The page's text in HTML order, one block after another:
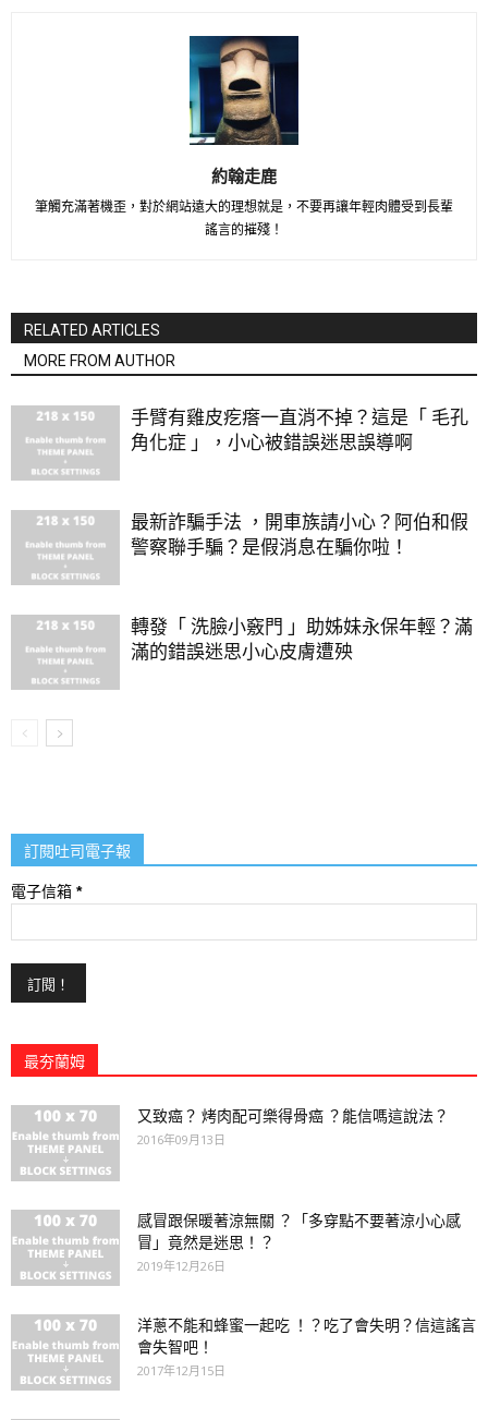
約翰走鹿
筆觸充滿著機歪，對於網站遠大的理想就是，不要再讓年輕肉體受到長輩
謠言的摧殘！
RELATED ARTICLES
MORE FROM AUTHOR
手臂有雞皮疙瘩一直消不掉？這是「 毛孔
角化症 」，小心被錯誤迷思誤導啊
最新詐騙手法 ，開車族請小心？阿伯和假
警察聯手騙？是假消息在騙你啦！
轉發「 洗臉小竅門 」助姊妹永保年輕？滿
滿的錯誤迷思小心皮膚遭殃
訂閱吐司電子報
電子信箱 *
最夯蘭姆
又致癌？ 烤肉配可樂得骨癌 ？能信嗎這說法？
2016年09月13日
感冒跟保暖著涼無關 ？「多穿點不要著涼小心感
冒」竟然是迷思！？
2019年12月26日
洋蔥不能和蜂蜜一起吃 ！？吃了會失明？信這謠言
會失智吧！
2017年12月15日